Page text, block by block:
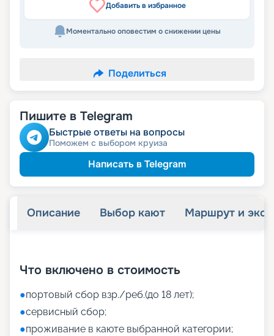
Добавить в избранное
Моментально оповестим о снижении цены
Поделиться
Пишите в Telegram
Быстрые ответы на вопросы
Поможем с выбором круиза
Написать в Telegram
Описание Выбор кают Маршрут и
Что включено в стоимость
●портовый сбор взр./реб.(до 18 лет);
●сервисный сбор;
●проживание в каюте выбранной категории;